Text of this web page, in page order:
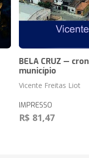
BELA CRUZ —
município
Vicente Freitas Liot
IMPRESSO
R$ 81,47